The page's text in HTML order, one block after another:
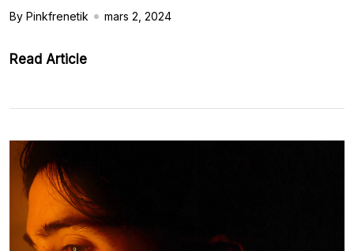
By Pinkfrenetik mars 2, 2024
Read Article